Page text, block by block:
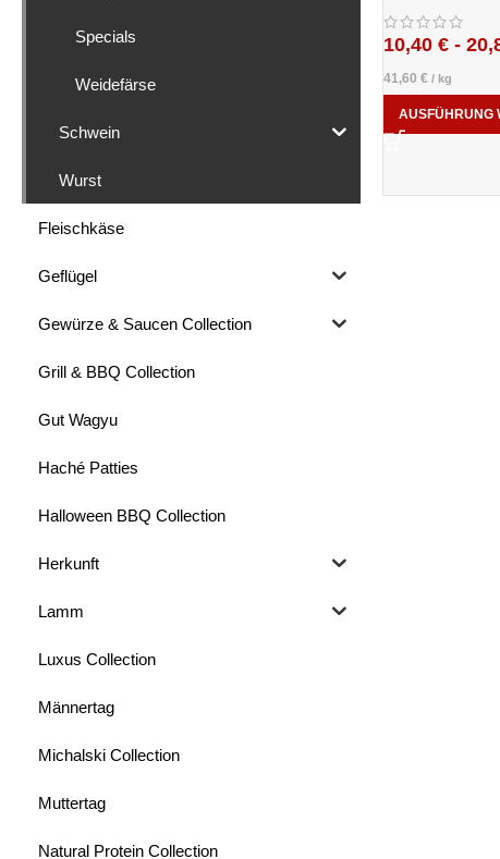
Specials
Weidefärse
Schwein
Wurst
Fleischkäse
Geflügel
Gewürze & Saucen Collection
Grill & BBQ Collection
Gut Wagyu
Haché Patties
Halloween BBQ Collection
Herkunft
Lamm
Luxus Collection
Männertag
Michalski Collection
Muttertag
Natural Protein Collection
10,40 € -
41,60 € / kg
AUSFÜHRUNG